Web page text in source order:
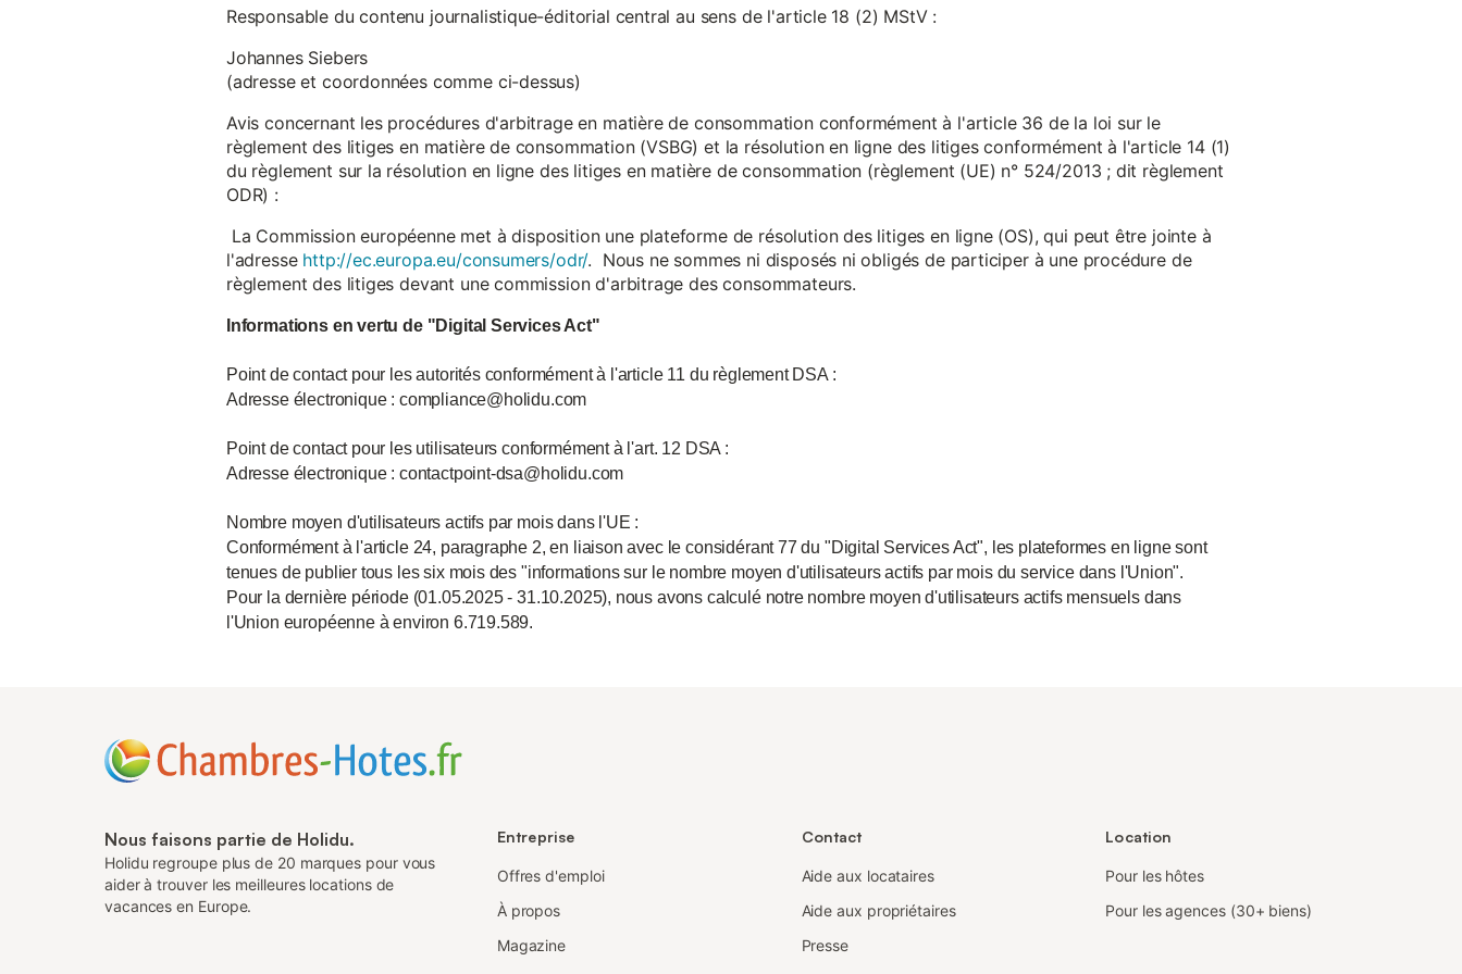
Responsable du contenu journalistique-éditorial central au sens de l'article 18 (2) MStV :
Johannes Siebers
(adresse et coordonnées comme ci-dessus)
Avis concernant les procédures d'arbitrage en matière de consommation conformément à l'article 36 de la loi sur le
règlement des litiges en matière de consommation (VSBG) et la résolution en ligne des litiges conformément à l'article 14 (1)
du règlement sur la résolution en ligne des litiges en matière de consommation (règlement (UE) n° 524/2013 ; dit règlement
ODR) :
La Commission européenne met à disposition une plateforme de résolution des litiges en ligne (OS), qui peut être jointe à
l'adresse http://ec.europa.eu/consumers/odr/. Nous ne sommes ni disposés ni obligés de participer à une procédure de
règlement des litiges devant une commission d'arbitrage des consommateurs.
Informations en vertu de "Digital Services Act"
Point de contact pour les autorités conformément à l'article 11 du règlement DSA :
Adresse électronique : compliance@holidu.com
Point de contact pour les utilisateurs conformément à l'art. 12 DSA :
Adresse électronique : contactpoint-dsa@holidu.com
Nombre moyen d'utilisateurs actifs par mois dans l'UE :
Conformément à l'article 24, paragraphe 2, en liaison avec le considérant 77 du "Digital Services Act", les plateformes en ligne sont
tenues de publier tous les six mois des "informations sur le nombre moyen d'utilisateurs actifs par mois du service dans l'Union".
Pour la dernière période (01.05.2025 - 31.10.2025), nous avons calculé notre nombre moyen d'utilisateurs actifs mensuels dans
l'Union européenne à environ 6.719.589.
Nous faisons partie de Holidu.
Holidu regroupe plus de 20 marques pour vous
aider à trouver les meilleures locations de
vacances en Europe.
Entreprise
Offres d'emploi
À propos
Magazine
Contact
Aide aux locataires
Aide aux propriétaires
Presse
Location
Pour les hôtes
Pour les agences (30+ biens)